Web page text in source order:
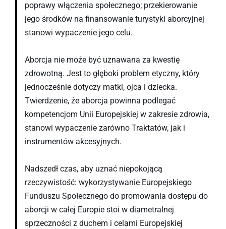
poprawy włączenia społecznego; przekierowanie
jego środków na finansowanie turystyki aborcyjnej
stanowi wypaczenie jego celu.
Aborcja nie może być uznawana za kwestię
zdrowotną. Jest to głęboki problem etyczny, który
jednocześnie dotyczy matki, ojca i dziecka.
Twierdzenie, że aborcja powinna podlegać
kompetencjom Unii Europejskiej w zakresie zdrowia,
stanowi wypaczenie zarówno Traktatów, jak i
instrumentów akcesyjnych.
Nadszedł czas, aby uznać niepokojącą
rzeczywistość: wykorzystywanie Europejskiego
Funduszu Społecznego do promowania dostępu do
aborcji w całej Europie stoi w diametralnej
sprzeczności z duchem i celami Europejskiej